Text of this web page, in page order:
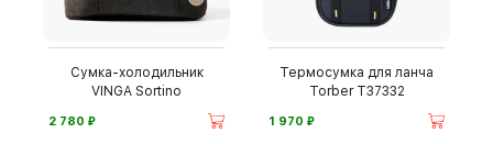
Сумка-холодильник
VINGA Sortino
2 780 ⃏
Термосумка для ланча
Torber T37332
1 970 ⃏